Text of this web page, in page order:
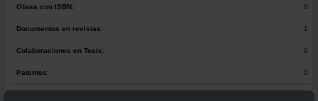
Obras con ISBN: 0
Documentos en revistas: 1
Colaboraciones en Tesis: 0
Patentes: 0